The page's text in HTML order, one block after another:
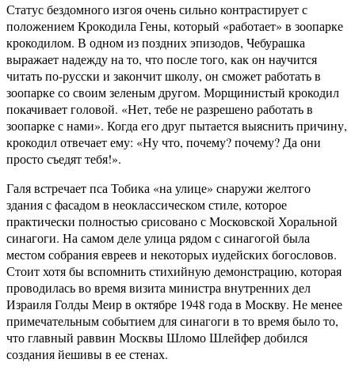
Статус бездомного изгоя очень сильно контрастирует с
положением Крокодила Гены, который «работает» в зоопарке
крокодилом. В одном из поздних эпизодов, Чебурашка
выражает надежду на то, что после того, как он научится
читать по-русски и закончит школу, он сможет работать в
зоопарке со своим зеленым другом. Морщинистый крокодил
покачивает головой. «Нет, тебе не разрешено работать в
зоопарке с нами». Когда его друг пытается выяснить причину,
крокодил отвечает ему: «Ну что, почему? почему? Да они
просто съедят тебя!».
Галя встречает пса Тобика «на улице» снаружи желтого
здания с фасадом в неоклассическом стиле, которое
практически полностью срисовано с Московской Хоральной
синагоги. На самом деле улица рядом с синагогой была
местом собрания евреев и некоторых иудейских богословов.
Стоит хотя бы вспомнить стихийную демонстрацию, которая
проводилась во время визита министра внутренних дел
Израиля Голды Меир в октябре 1948 года в Москву. Не менее
примечательным событием для синагоги в то время было то,
что главный раввин Москвы Шломо Шлейфер добился
создания йешивы в ее стенах.